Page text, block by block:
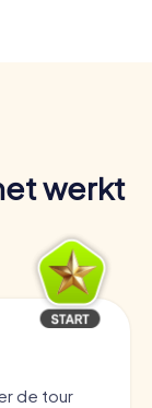
werkt
de tour